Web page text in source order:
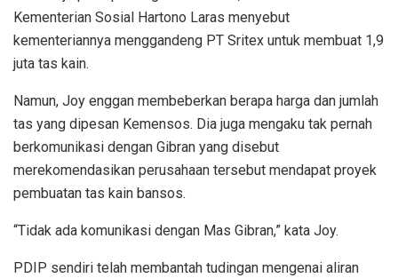
Kementerian Sosial Hartono Laras menyebut
kementeriannya menggandeng PT Sritex untuk membuat 1,9
juta tas kain.
Namun, Joy enggan membeberkan berapa harga dan jumlah
tas yang dipesan Kemensos. Dia juga mengaku tak pernah
berkomunikasi dengan Gibran yang disebut
merekomendasikan perusahaan tersebut mendapat proyek
pembuatan tas kain bansos.
“Tidak ada komunikasi dengan Mas Gibran,” kata Joy.
PDIP sendiri telah membantah tudingan mengenai aliran